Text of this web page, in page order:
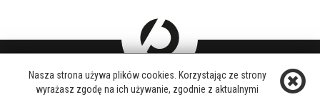
DOŁĄCZ DO NAS
FACEBOOK
Nasza strona używa plików cookies. Korzystając ze strony
wyrażasz zgodę na ich używanie, zgodnie z aktualnymi